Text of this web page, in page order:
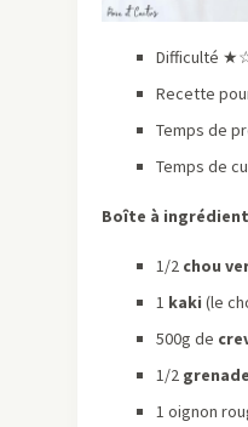
Difficulté
Recette
Temps de
Temps de
Boîte à
1/2 chou
1 kaki (le
500g de
1/2 grenade
1 oignon